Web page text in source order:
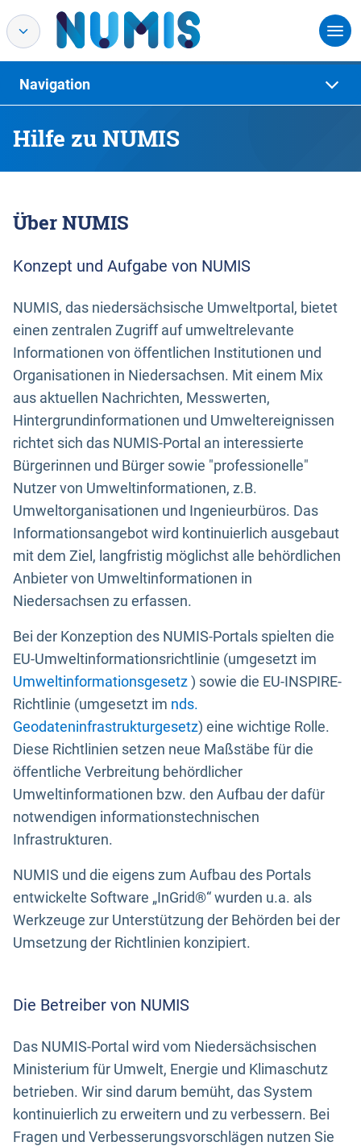
Hilfe zu NUMIS
Navigation
Über NUMIS
Konzept und Aufgabe von NUMIS
NUMIS, das niedersächsische Umweltportal, bietet
einen zentralen Zugriff auf umweltrelevante
Informationen von öffentlichen Institutionen und
Organisationen in Niedersachsen. Mit einem Mix
aus aktuellen Nachrichten, Messwerten,
Hintergrundinformationen und Umweltereignissen
richtet sich das NUMIS-Portal an interessierte
Bürgerinnen und Bürger sowie "professionelle"
Nutzer von Umweltinformationen, z.B.
Umweltorganisationen und Ingenieurbüros. Das
Informationsangebot wird kontinuierlich ausgebaut
mit dem Ziel, langfristig möglichst alle behördlichen
Anbieter von Umweltinformationen in
Niedersachsen zu erfassen.
Bei der Konzeption des NUMIS-Portals spielten die
EU-Umweltinformationsrichtlinie (umgesetzt im
Umweltinformationsgesetz) sowie die EU-INSPIRE-
Richtlinie (umgesetzt im nds.
Geodateninfrastrukturgesetz) eine wichtige Rolle.
Diese Richtlinien setzen neue Maßstäbe für die
öffentliche Verbreitung behördlicher
Umweltinformationen bzw. den Aufbau der dafür
notwendigen informationstechnischen
Infrastrukturen.
NUMIS und die eigens zum Aufbau des Portals
entwickelte Software „InGrid®“ wurden u.a. als
Werkzeuge zur Unterstützung der Behörden bei der
Umsetzung der Richtlinien konzipiert.
Die Betreiber von NUMIS
Das NUMIS-Portal wird vom Niedersächsischen
Ministerium für Umwelt, Energie und Klimaschutz
betrieben. Wir sind darum bemüht, das System
kontinuierlich zu erweitern und zu verbessern. Bei
Fragen und Verbesserungsvorschlägen nutzen Sie